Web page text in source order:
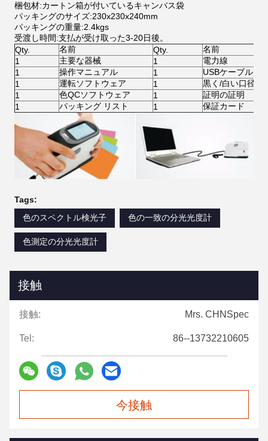
梱包材:カートン箱が付いているキャンバス袋
パッキングのサイズ:230x230x240mm
パッキングの重量:2.4kgs
受渡し時間:支払が受け取った3-20日後。
Qty.
名前 Qty.
名前
1
主要な器械 1
電力線
1
操作マニュアル 1
USBケーブル
1
運転ソフトウェア 1
黒く/白い口径測
1
色QCソフトウェア 1
証明の証明
1
パッキング リスト 1 保証カード
Tags:
色のスペクトル検光子
色の一致の分光光度計
色測定の分光光度計
接触
接触: Mrs. CHNSpec
Tel: 86--13732210605
今接触